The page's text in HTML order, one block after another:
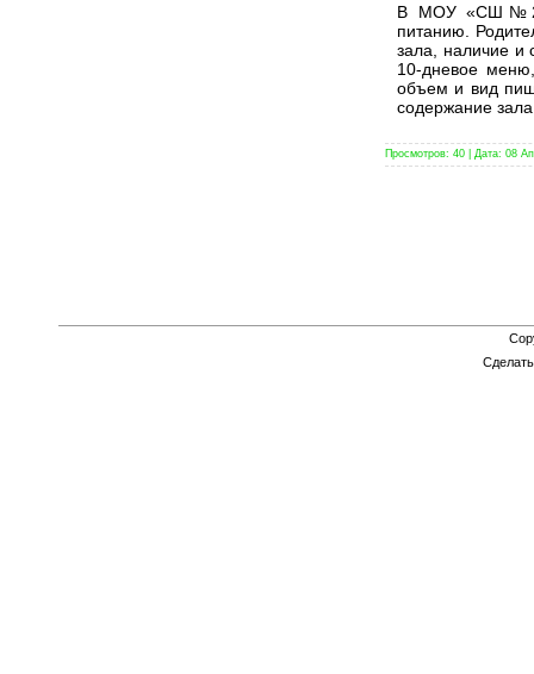
В МОУ «СШ№2»
питанию.
зала, наличие и
10-дневое
объем и вид
содержание
Просмотров: 40 Дата: 08